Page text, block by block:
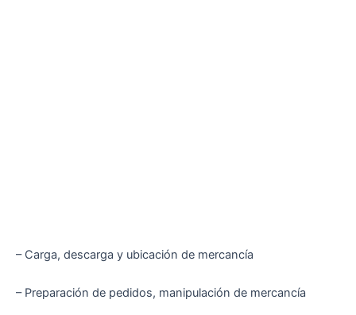
– Carga, descarga y ubicación de mercancía
– Preparación de pedidos, manipulación de mercancía